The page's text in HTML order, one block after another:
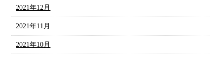
2021年12月
2021年11月
2021年10月